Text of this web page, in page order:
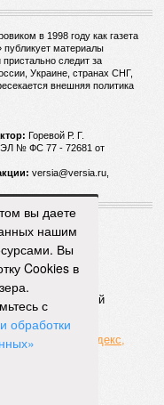
в 1998 году как газета
материалы
следит за
Украине, странах СНГ,
внешняя политика
Горевой Р. Г.
ЭЛ № ФС 77 - 72681 от
versia@versia.ru,
индексируемой
СМИ2, Яндекс,
вы даете
нашим
Вы
Cookies в
с
обработки